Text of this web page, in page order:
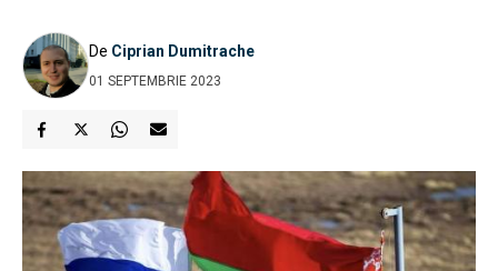
De Ciprian Dumitrache
01 SEPTEMBRIE 2023